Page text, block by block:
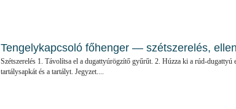
Tengelykapcsoló főhenger — szétszerelés,
Szétszerelés 1. Távolítsa el a dugattyúrögzítő gyűrűt. 2. Húzza ki a rúd-dugattyú
tartálysapkát és a tartályt. Jegyzet....